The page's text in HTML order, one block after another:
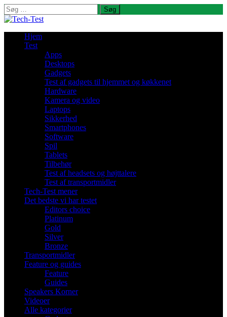
Søg
efter:
Hjem
Test
Apps
Desktops
Gadgets
Test af gadgets til hjemmet og køkkenet
Hardware
Kamera og video
Laptops
Sikkerhed
Smartphones
Software
Spil
Tablets
Tilbehør
Test af headsets og højttalere
Test af transportmidler
Tech-Test mener
Det bedste vi har testet
Editors choice
Platinum
Gold
Silver
Bronze
Transportmidler
Feature og guides
Feature
Guides
Speakers Korner
Videoer
Alle kategorier